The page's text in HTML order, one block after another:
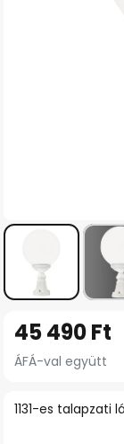
képgaléria
1131-es
45 490 Ft
ÁFÁ-val együtt